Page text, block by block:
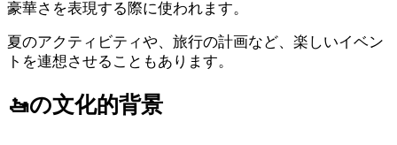
豪華さを表現する際に使われます。
夏のアクティビティや、旅行の計画など、楽しいイベン
トを連想させることもあります。
🚤の文化的背景